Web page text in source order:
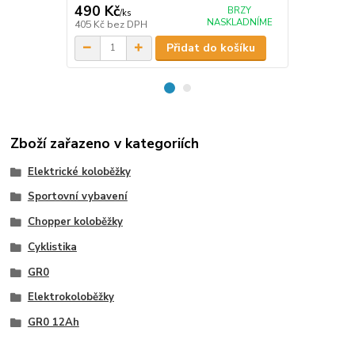
490 Kč/ks
405 Kč bez DPH
BRZY
NASKLADNÍME
Přidat do košíku
Zboží zařazeno v kategoriích
Elektrické koloběžky
Sportovní vybavení
Chopper koloběžky
Cyklistika
GR0
Elektrokoloběžky
GR0 12Ah